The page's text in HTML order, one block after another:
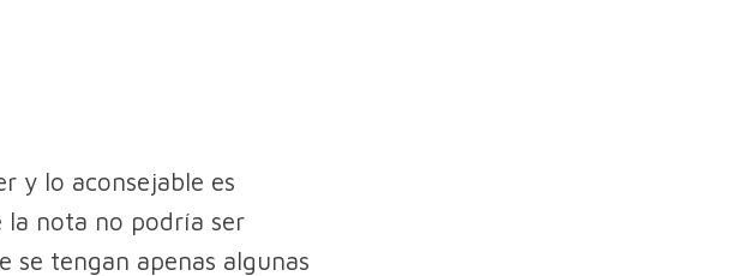
y lo aconsejable es
la nota no podría ser
se tengan apenas algunas